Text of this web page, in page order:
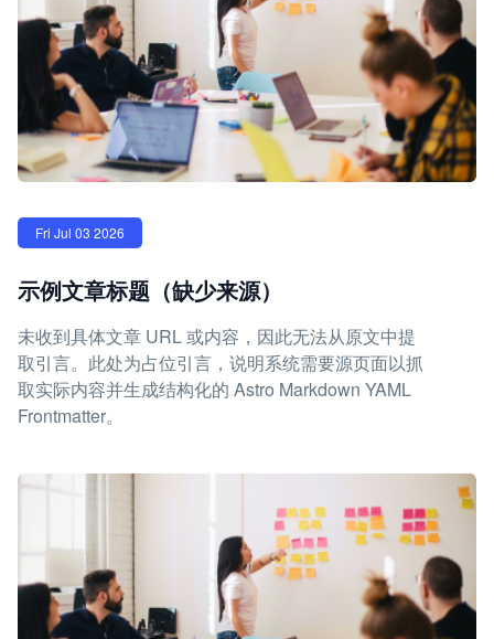
Fri Jul 03 2026
示例文章标题（缺少来源）
未收到具体文章 URL 或内容，因此无法从原文中提
取引言。此处为占位引言，说明系统需要源页面以抓
取实际内容并生成结构化的 Astro Markdown YAML
Frontmatter。